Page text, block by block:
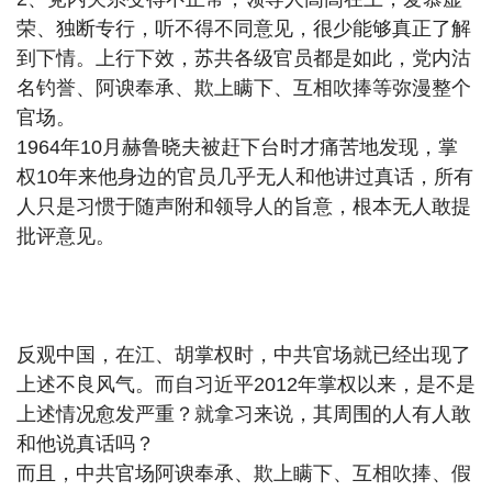
荣、独断专行，听不得不同意见，很少能够真正了解
到下情。上行下效，苏共各级官员都是如此，党内沽
名钓誉、阿谀奉承、欺上瞒下、互相吹捧等弥漫整个
官场。
1964年10月赫鲁晓夫被赶下台时才痛苦地发现，掌
权10年来他身边的官员几乎无人和他讲过真话，所有
人只是习惯于随声附和领导人的旨意，根本无人敢提
批评意见。
反观中国，在江、胡掌权时，中共官场就已经出现了
上述不良风气。而自习近平2012年掌权以来，是不是
上述情况愈发严重？就拿习来说，其周围的人有人敢
和他说真话吗？
而且，中共官场阿谀奉承、欺上瞒下、互相吹捧、假